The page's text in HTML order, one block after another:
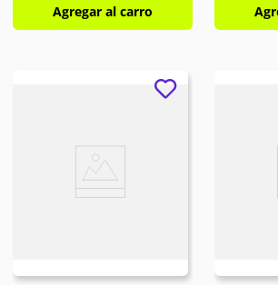
Agregar al carro